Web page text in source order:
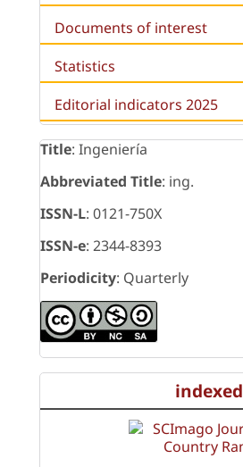
Documents of interest
Statistics
Editorial indicators 2025
Title: Ingeniería
Abbreviated Title: ing.
ISSN-L: 0121-750X
ISSN-e: 2344-8393
Periodicity: Quarterly
indexed